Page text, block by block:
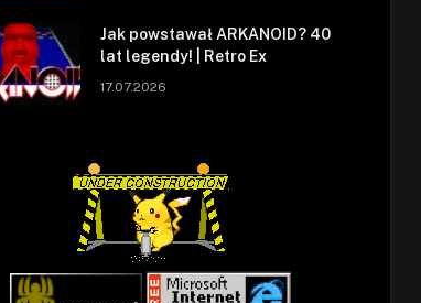
Jak powstawał ARKANOID? 40
lat legendy! | Retro Ex
17.07.2026